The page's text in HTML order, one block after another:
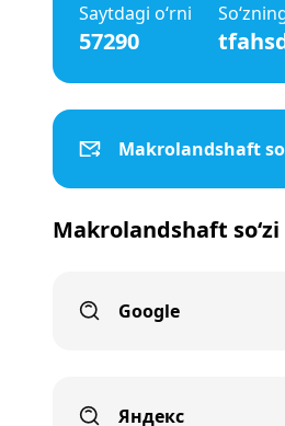
Saytdagi o‘rni
57290
Makrolandshaft
Makrolandshaft
Google
Яндекс